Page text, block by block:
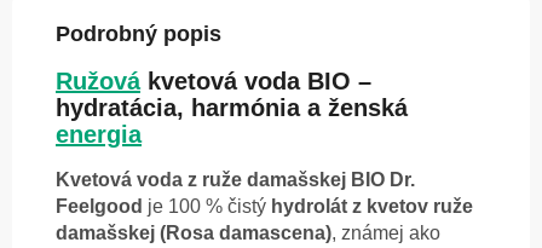
Podrobný popis
Ružovákvetová voda BIO –
hydratácia, harmónia a ženská
energia
Kvetová voda z ruže damašskej BIO Dr.
Feelgood je 100 % čistý hydrolát z kvetov ruže
damašskej (Rosa damascena), známej ako